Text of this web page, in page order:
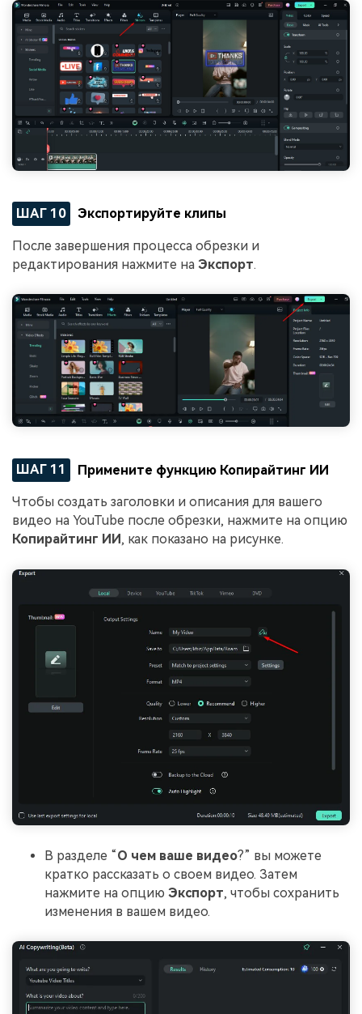
ШАГ 10 Экспортируйте клипы
После завершения процесса обрезки и
редактирования нажмите на Экспорт.
ШАГ 11 Примените функцию Копирайтинг ИИ
Чтобы создать заголовки и описания для вашего
видео на YouTube после обрезки, нажмите на опцию
Копирайтинг ИИ, как показано на рисунке.
В разделе “О чем ваше видео?” вы можете
кратко рассказать о своем видео. Затем
нажмите на опцию Экспорт, чтобы сохранить
изменения в вашем видео.